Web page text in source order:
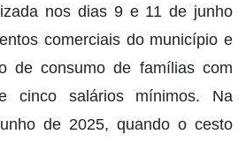
nos dias 9 e 11 de junho
comerciais do município e
de consumo de famílias com
cinco salários mínimos. Na
de 2025, quando o cesto